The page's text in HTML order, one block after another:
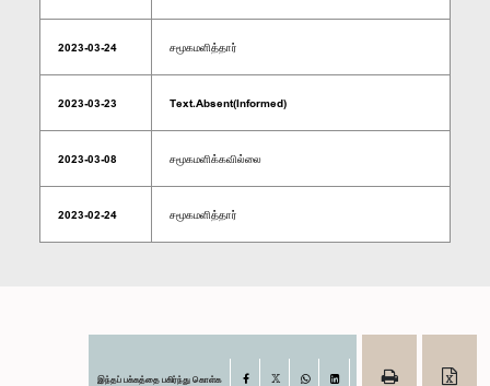
2023-03-24 சமூகமளித்தார்
2023-03-23 Text.Absent(Informed)
2023-03-08 சமூகமளிக்கவில்லை
2023-02-24 சமூகமளித்தார்
இந்தப் பக்கத்தை பகிர்ந்து கொள்க Facebook